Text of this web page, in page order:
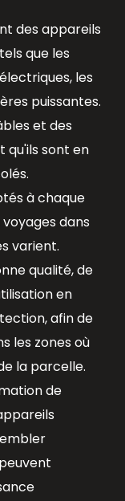
des appareils
que les
les
puissantes.
et des
qu'ils sont en
à chaque
dans
varient.
qualité, de
en
afin de
les zones où
la parcelle.
de